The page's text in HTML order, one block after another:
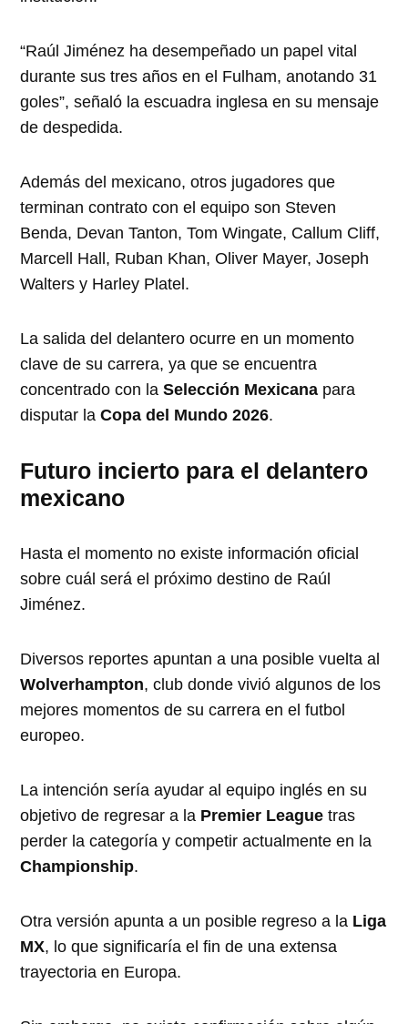
“Raúl Jiménez ha desempeñado un papel vital
durante sus tres años en el Fulham, anotando 31
goles”, señaló la escuadra inglesa en su mensaje
de despedida.
Además del mexicano, otros jugadores que
terminan contrato con el equipo son Steven
Benda, Devan Tanton, Tom Wingate, Callum Cliff,
Marcell Hall, Ruban Khan, Oliver Mayer, Joseph
Walters y Harley Platel.
La salida del delantero ocurre en un momento
clave de su carrera, ya que se encuentra
concentrado con laSelección Mexicana para
disputar laCopa del Mundo 2026.
Futuro incierto para el delantero
mexicano
Hasta el momento no existe información oficial
sobre cuál será el próximo destino de Raúl
Jiménez.
Diversos reportes apuntan a una posible vuelta al
Wolverhampton, club donde vivió algunos de los
mejores momentos de su carrera en el futbol
europeo.
La intención sería ayudar al equipo inglés en su
objetivo de regresar a la Premier League tras
perder la categoría y competir actualmente en la
Championship.
Otra versión apunta a un posible regreso a la Liga
MX, lo que significaría el fin de una extensa
trayectoria en Europa.